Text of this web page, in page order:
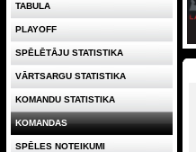
TABULA
PLAYOFF
SPĒLĒTĀJU STATISTIKA
VĀRTSARGU STATISTIKA
KOMANDU STATISTIKA
KOMANDAS
SPĒLES NOTEIKUMI